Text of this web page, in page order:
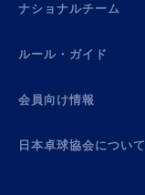
ナショナルチーム
ルール・ガイド
会員向け情報
日本卓球協会について